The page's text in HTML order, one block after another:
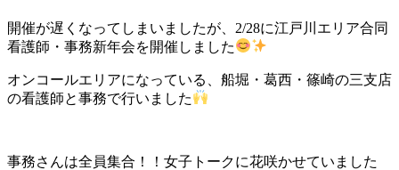
開催が遅くなってしまいましたが、2/28に江戸川エリア合同
看護師・事務新年会を開催しました
オンコールエリアになっている、船堀・葛西・篠崎の三支店
の看護師と事務で行いました
事務さんは全員集合！！女子トークに花咲かせていました